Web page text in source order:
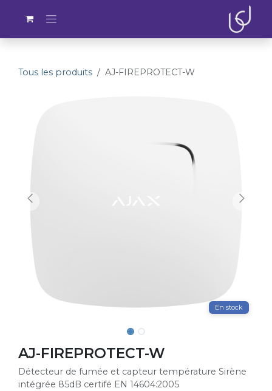
Tous les produits AJ-FIREPROTECT-W
En stock
AJ-FIREPROTECT-W
Détecteur de fumée et capteur température Sirène
intégrée 85dB certifé EN 14604:2005